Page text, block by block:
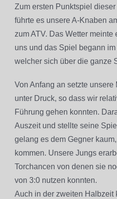
Bild
Zum ersten Punktspiel
führte es unsere A-Knaben
zum ATV. Das Wetter
uns und das Spiel begann
welcher sich über die ganze
Von Anfang an setzte
unter Druck, so dass wir
Führung gehen konnten.
Auszeit und stellte seine
gelang es dem Gegner
kommen. Unsere Jungs
Torchancen von denen sie
von 3:0 nutzen konnten.
Auch in der zweiten Halbzeit